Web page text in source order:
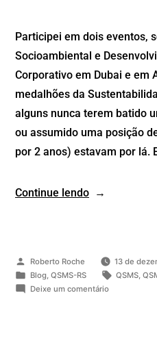
Participei em dois eventos,
Socioambiental e
Corporativo em Dubai e em
medalhões da
alguns nunca terem batido
ou assumido uma posição
por 2 anos) estavam por lá.
Continue lendo
Roberto Roche
13 de
Blog, QSMS-RS QSMS ,
Deixe um comentário